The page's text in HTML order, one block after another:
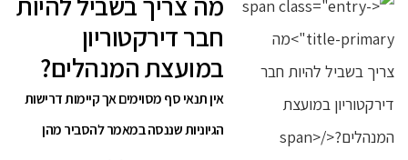
חבר דירקטוריון
במועצת המנהלים?
אין תנאי סף מסוימים אך קיימות דרישות
הגיוניות שננסה במאמר להסביר מהן